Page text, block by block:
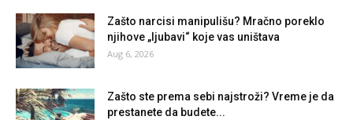
Zašto narcisi manipulišu? Mračno poreklo
njihove „ljubavi“ koje vas uništava
Aug 6, 2026
Zašto ste prema sebi najstroži? Vreme je da
prestanete da budete...